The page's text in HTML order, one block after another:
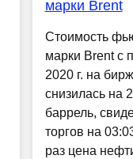
марки Brent
Стоимость
марки Brent с
2020 г. на
снизилась на
баррель,
торгов на
раз цена